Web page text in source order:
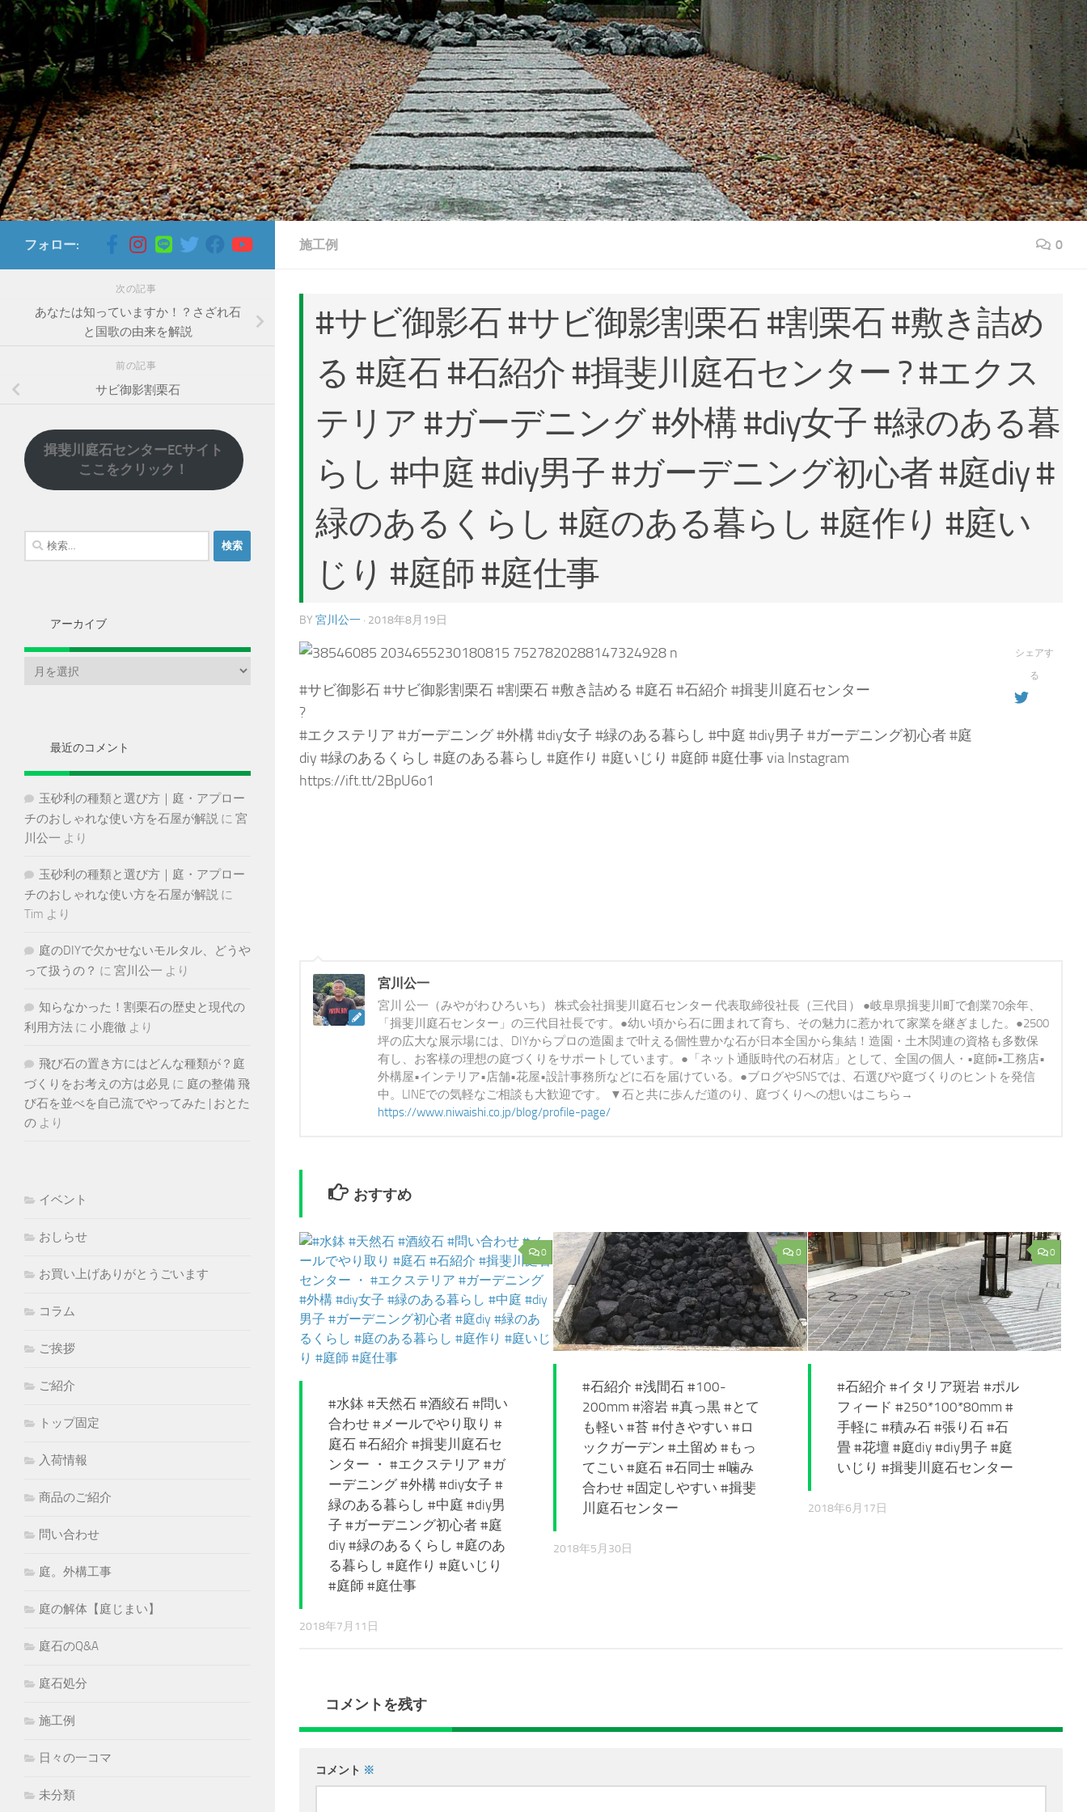
コンテンツへスキップ
施工例 0
#サビ御影石 #サビ御影割栗石 #割栗石 #敷き詰め
る #庭石 #石紹介 #揖斐川庭石センター ? #エクス
テリア #ガーデニング #外構 #diy女子 #緑のある暮
らし #中庭 #diy男子 #ガーデニング初心者 #庭diy #
緑のあるくらし #庭のある暮らし #庭作り #庭い
じり #庭師 #庭仕事
BY 宮川公一 · 2018年8月19日
#サビ御影石 #サビ御影割栗石 #割栗石 #敷き詰める #庭石 #石紹介 #揖斐川庭石センター
?
#エクステリア #ガーデニング #外構 #diy女子 #緑のある暮らし #中庭 #diy男子 #ガーデニング初心者 #庭
diy #緑のあるくらし #庭のある暮らし #庭作り #庭いじり #庭師 #庭仕事 via Instagram
https://ift.tt/2BpU6o1
シェアす
る
宮川公一
宮川 公一（みやがわ ひろいち） 株式会社揖斐川庭石センター 代表取締役社長（三代目） ●岐阜県揖斐川町で創業70余年、
「揖斐川庭石センター」の三代目社長です。●幼い頃から石に囲まれて育ち、その魅力に惹かれて家業を継ぎました。●2500
坪の広大な展示場には、DIYからプロの造園まで叶える個性豊かな石が日本全国から集結！造園・土木関連の資格も多数保
有し、お客様の理想の庭づくりをサポートしています。●「ネット通販時代の石材店」として、全国の個人・•庭師•工務店•
外構屋•インテリア•店舗•花屋•設計事務所などに石を届けている。●ブログやSNSでは、石選びや庭づくりのヒントを発信
中。LINEでの気軽なご相談も大歓迎です。 ▼石と共に歩んだ道のり、庭づくりへの想いはこちら→
https://www.niwaishi.co.jp/blog/profile-page/
おすすめ
0
#水鉢 #天然石 #酒絞石 #問い
合わせ #メールでやり取り #
庭石 #石紹介 #揖斐川庭石セ
ンター ・ #エクステリア #ガ
ーデニング #外構 #diy女子 #
緑のある暮らし #中庭 #diy男
子 #ガーデニング初心者 #庭
diy #緑のあるくらし #庭のあ
る暮らし #庭作り #庭いじり
#庭師 #庭仕事
2018年7月11日
0
#石紹介 #浅間石 #100-
200mm #溶岩 #真っ黒 #とて
も軽い #苔 #付きやすい #ロ
ックガーデン #土留め #もっ
てこい #庭石 #石同士 #噛み
合わせ #固定しやすい #揖斐
川庭石センター
2018年5月30日
0
#石紹介 #イタリア斑岩 #ポル
フィード #250*100*80mm #
手軽に #積み石 #張り石 #石
畳 #花壇 #庭diy #diy男子 #庭
いじり #揖斐川庭石センター
2018年6月17日
コメントを残す
コメント ※
フォロー:
次の記事
あなたは知っていますか！？さざれ石
と国歌の由来を解説
前の記事
サビ御影割栗石
揖斐川庭石センターECサイト
ここをクリック！
検
索:
アーカイブ
最近のコメント
玉砂利の種類と選び方｜庭・アプロー
チのおしゃれな使い方を石屋が解説 に 宮
川公一 より
玉砂利の種類と選び方｜庭・アプロー
チのおしゃれな使い方を石屋が解説 に
Tim より
庭のDIYで欠かせないモルタル、どうや
って扱うの？ に 宮川公一 より
知らなかった！割栗石の歴史と現代の
利用方法 に 小鹿徹 より
飛び石の置き方にはどんな種類が？庭
づくりをお考えの方は必見 に 庭の整備 飛
び石を並べを自己流でやってみた | おとた
の より
イベント
おしらせ
お買い上げありがとうごいます
コラム
ご挨拶
ご紹介
トップ固定
入荷情報
商品のご紹介
問い合わせ
庭。外構工事
庭の解体【庭じまい】
庭石のQ&A
庭石処分
施工例
日々の一コマ
未分類